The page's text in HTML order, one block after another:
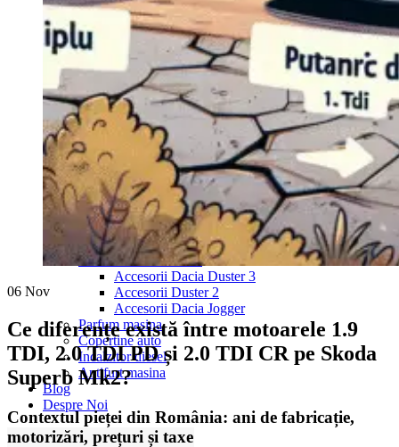
Navigație Passat B8
Navigație Passat CC
Skoda
Navigație Skoda Fabia 1
Navigație Skoda Fabia 2
Navigație Skoda Octavia 1
Navigație Skoda Octavia 2
Navigație Skoda Octavia 3
Navigație Skoda Rapid
Navigație Skoda Superb 1
Navigație Skoda Superb 2
Navigație Toyota Avensis T25
Portbagaj Plafon Auto
Sub 350 Litri
Peste 350 Litri
Peste 450 litri
Accesorii auto masina
Accesorii Dacia Duster 3
Accesorii Duster 2
Accesorii Dacia Jogger
Parfum masina
Copertine auto
Incalzitor diesel
Antifurt masina
Blog
Despre Noi
06 Nov
Ce diferențe există între motoarele 1.9
TDI, 2.0 TDI PD și 2.0 TDI CR pe Skoda
Superb Mk2?
Contextul pieței din România: ani de fabricație,
motorizări, prețuri și taxe